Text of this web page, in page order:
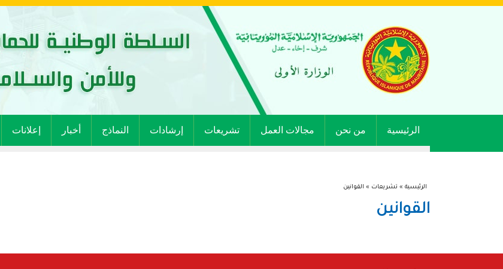
الرئيسية من نحن مجالات العمل تشريعات إرشادات النماذج أخبار إعلانات
أنت هنا
الرئيسية » تشريعات » القوانين
القوانين